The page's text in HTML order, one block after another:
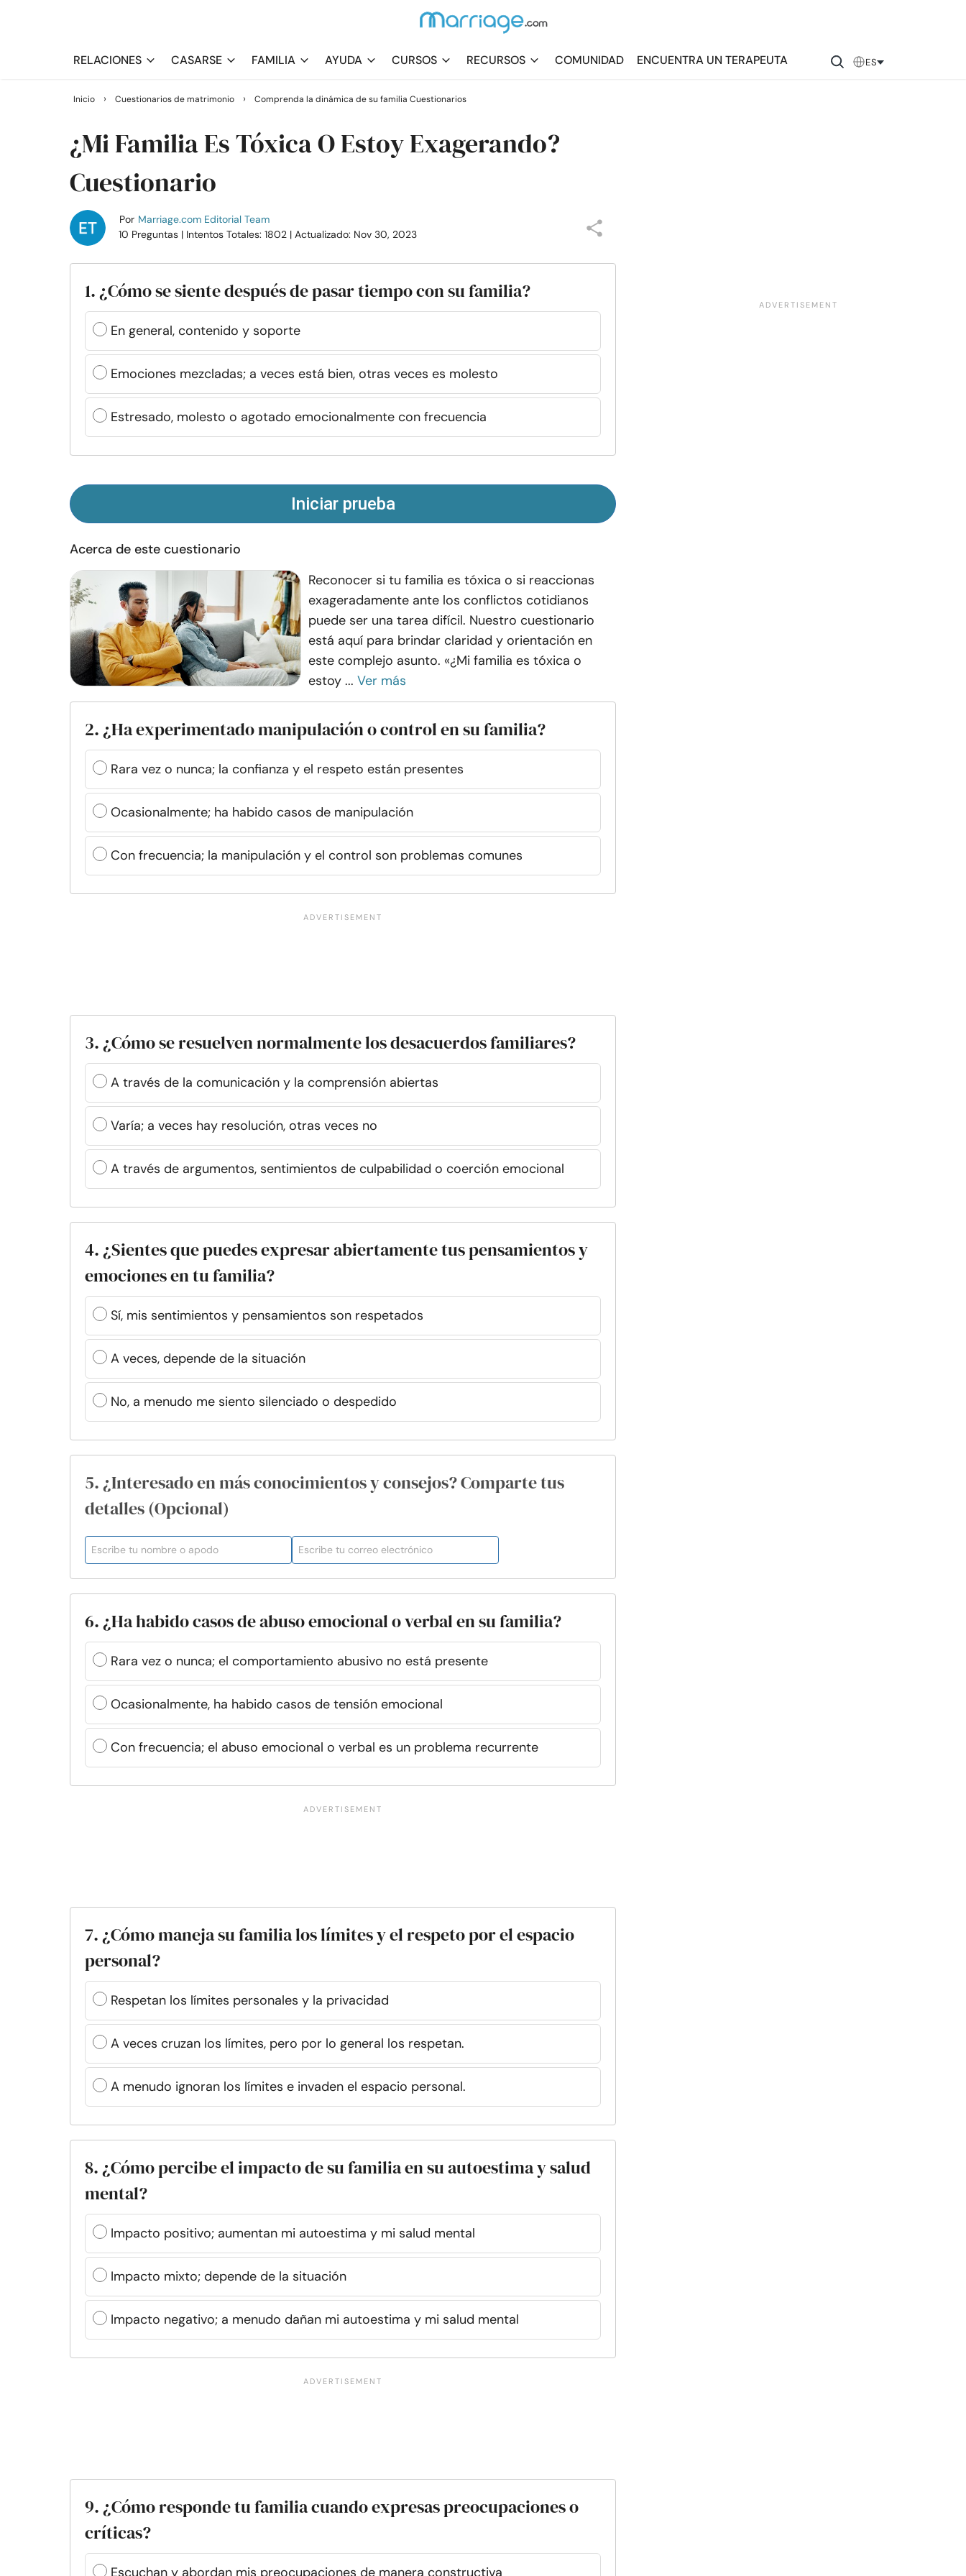
RELACIONES CASARSE FAMILIA AYUDA CURSOS RECURSOS COMUNIDAD ENCUENTRA UN TERAPEUTA ES
Inicio › Cuestionarios de matrimonio › Comprenda la dinámica de su familia Cuestionarios
¿Mi Familia Es Tóxica O Estoy Exagerando?
Cuestionario
Por Marriage.com Editorial Team
10 Preguntas | Intentos Totales: 1802 | Actualizado: Nov 30, 2023
1. ¿Cómo se siente después de pasar tiempo con su familia?
En general, contenido y soporte
Emociones mezcladas; a veces está bien, otras veces es molesto
Estresado, molesto o agotado emocionalmente con frecuencia
Iniciar prueba
Acerca de este cuestionario
Reconocer si tu familia es tóxica o si reaccionas
exageradamente ante los conflictos cotidianos
puede ser una tarea difícil. Nuestro cuestionario
está aquí para brindar claridad y orientación en
este complejo asunto. «¿Mi familia es tóxica o
estoy ... Ver más
2. ¿Ha experimentado manipulación o control en su familia?
Rara vez o nunca; la confianza y el respeto están presentes
Ocasionalmente; ha habido casos de manipulación
Con frecuencia; la manipulación y el control son problemas comunes
3. ¿Cómo se resuelven normalmente los desacuerdos familiares?
A través de la comunicación y la comprensión abiertas
Varía; a veces hay resolución, otras veces no
A través de argumentos, sentimientos de culpabilidad o coerción emocional
4. ¿Sientes que puedes expresar abiertamente tus pensamientos y
emociones en tu familia?
Sí, mis sentimientos y pensamientos son respetados
A veces, depende de la situación
No, a menudo me siento silenciado o despedido
5. ¿Interesado en más conocimientos y consejos? Comparte tus
detalles (Opcional)
6. ¿Ha habido casos de abuso emocional o verbal en su familia?
Rara vez o nunca; el comportamiento abusivo no está presente
Ocasionalmente, ha habido casos de tensión emocional
Con frecuencia; el abuso emocional o verbal es un problema recurrente
7. ¿Cómo maneja su familia los límites y el respeto por el espacio
personal?
Respetan los límites personales y la privacidad
A veces cruzan los límites, pero por lo general los respetan.
A menudo ignoran los límites e invaden el espacio personal.
8. ¿Cómo percibe el impacto de su familia en su autoestima y salud
mental?
Impacto positivo; aumentan mi autoestima y mi salud mental
Impacto mixto; depende de la situación
Impacto negativo; a menudo dañan mi autoestima y mi salud mental
9. ¿Cómo responde tu familia cuando expresas preocupaciones o
críticas?
Escuchan y abordan mis preocupaciones de manera constructiva